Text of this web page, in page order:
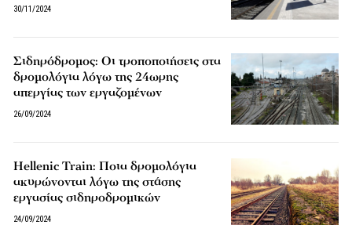
30/11/2024
Σιδηρόδρομος: Οι τροποποιήσεις στα
δρομολόγια λόγω της 24ωρης
απεργίας των εργαζομένων
26/09/2024
Hellenic Train: Ποια δρομολόγια
ακυρώνονται λόγω της στάσης
εργασίας σιδηροδρομικών
24/09/2024